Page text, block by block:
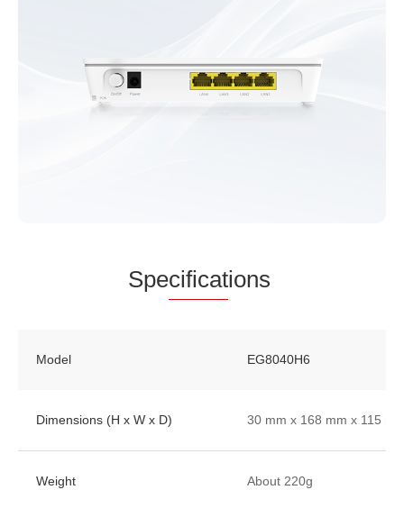
Specifications
Model EG8040H6
Dimensions (H x W x D) 30 mm x 168 mm x 115
Weight About 220g